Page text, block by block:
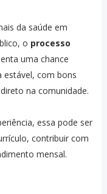
da saúde em
o processo
uma chance
estável, com bons
na comunidade.
essa pode ser
contribuir com
mensal.